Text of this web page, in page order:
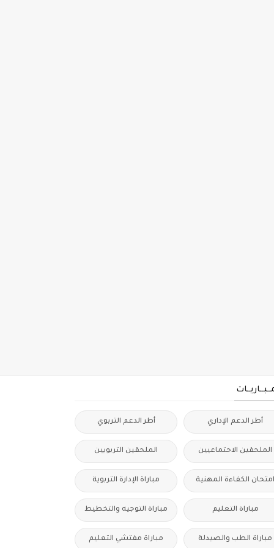
أطر الدعم الإداري أطر الدعم التربوي
الملحقين الاحتماعيين الملحقين التربويين
امتحان الكفاءة المهنية مباراة الإدارة التربوية
مباراة التعليم مباراة التوجيه والتخطيط
مباراة الطب والصيدلة مباراة مفتشي التعليم